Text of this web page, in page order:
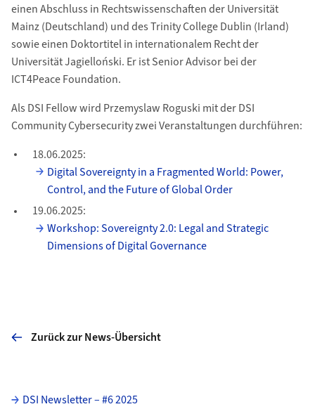
einen Abschluss in Rechtswissenschaften der Universität
Mainz (Deutschland) und des Trinity College Dublin (Irland)
sowie einen Doktortitel in internationalem Recht der
Universität Jagielloński. Er ist Senior Advisor bei der
ICT4Peace Foundation.
Als DSI Fellow wird Przemyslaw Roguski mit der DSI
Community Cybersecurity zwei Veranstaltungen durchführen:
18.06.2025:
Digital Sovereignty in a Fragmented World: Power,
Control, and the Future of Global Order
19.06.2025:
Workshop: Sovereignty 2.0: Legal and Strategic
Dimensions of Digital Governance
Zurück zur News-Übersicht
Unterseiten
DSI Newsletter – #6 2025